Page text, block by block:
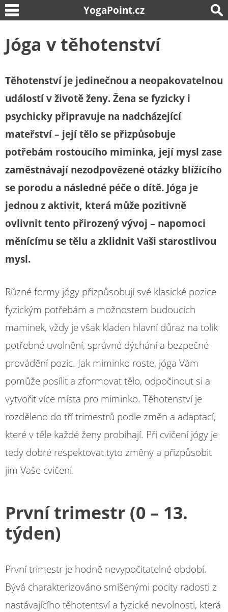
YogaPoint.cz
Jóga v těhotenství
Těhotenství je jedinečnou a neopakovatelnou
událostí v životě ženy. Žena se fyzicky i
psychicky připravuje na nadcházející
mateřství – její tělo se přizpůsobuje
potřebám rostoucího miminka, její mysl zase
zaměstnávají nezodpovězené otázky blížícího
se porodu a následné péče o dítě. Jóga je
jednou z aktivit, která může pozitivně
ovlivnit tento přirozený vývoj – napomoci
měnícímu se tělu a zklidnit Vaši starostlivou
mysl.
Různé formy jógy přizpůsobují své klasické pozice
fyzickým potřebám a možnostem budoucích
maminek, vždy je však kladen hlavní důraz na tolik
potřebné uvolnění, správné dýchání a bezpečné
provádění pozic. Jak miminko roste, jóga Vám
pomůže posílit a zformovat tělo, odpočinout si a
vytvořit více místa pro miminko. Těhotenství je
rozděleno do tří trimestrů podle změn a adaptací,
které v těle každé ženy probíhají. Při cvičení jógy je
tedy dobré respektovat tyto změny a přizpůsobit
jim Vaše cvičení.
První trimestr (0 – 13.
týden)
První trimestr je hodně nevypočitatelné období.
Bývá charakterizováno smíšenými pocity radosti z
nastávajícího těhotentsví a fyzické nevolnosti, která